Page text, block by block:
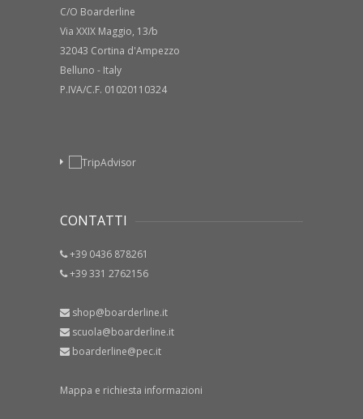
C/O Boarderline
Via XXIX Maggio, 13/b
32043 Cortina d'Ampezzo
Belluno - Italy
P.IVA/C.F. 01020110324
CONTATTI
+39 0436 878261
+39 331 2762156
shop@boarderline.it
scuola@boarderline.it
boarderline@pec.it
Mappa e richiesta informazioni